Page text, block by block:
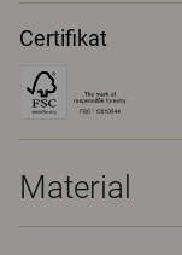
Certifikat
Material